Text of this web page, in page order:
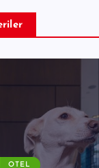
OTEL TURIZM